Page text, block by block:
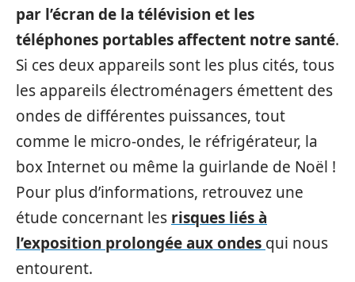
par l’écran de la télévision et les
téléphones portables affectent notre santé.
Si ces deux appareils sont les plus cités, tous
les appareils électroménagers émettent des
ondes de différentes puissances, tout
comme le micro-ondes, le réfrigérateur, la
box Internet ou même la guirlande de Noël !
Pour plus d’informations, retrouvez une
étude concernant les risques liés à
l’exposition prolongée aux ondes qui nous
entourent.